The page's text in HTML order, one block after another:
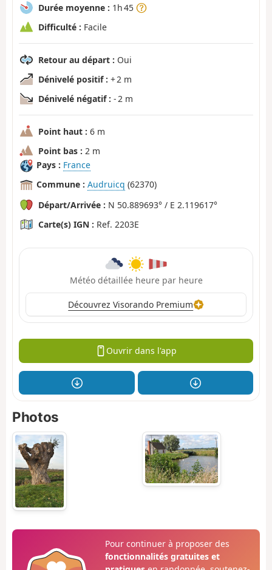
Durée moyenne : 1h 45
Difficulté : Facile
Retour au départ : Oui
Dénivelé positif : + 2 m
Dénivelé négatif : - 2 m
Point haut : 6 m
Point bas : 2 m
Pays : France
Commune : Audruicq (62370)
Départ/Arrivée : N 50.889693° / E 2.119617°
Carte(s) IGN : Ref. 2203E
Météo détaillée heure par heure
Découvrez Visorando Premium
Ouvrir dans l'app
Photos
Pour continuer à proposer des
fonctionnalités gratuites et